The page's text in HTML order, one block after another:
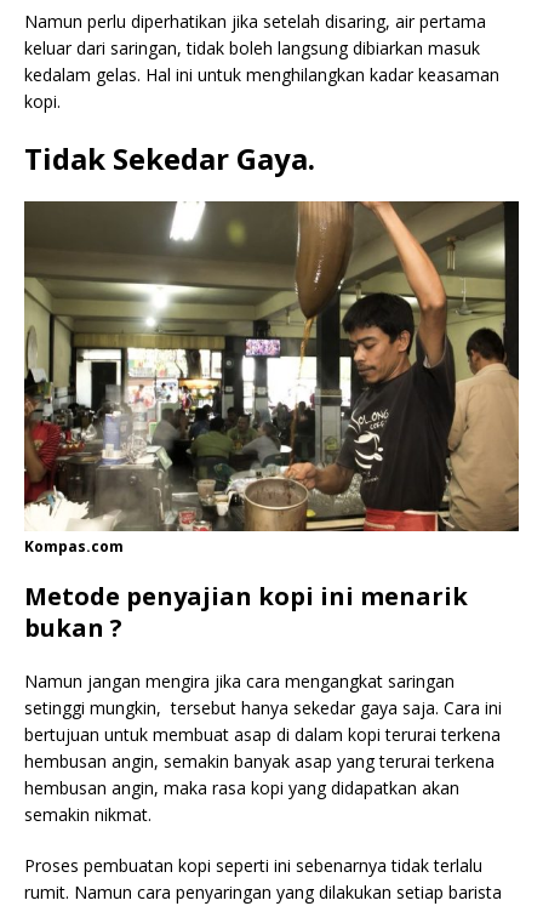
Namun perlu diperhatikan jika setelah disaring, air pertama
keluar dari saringan, tidak boleh langsung dibiarkan masuk
kedalam gelas. Hal ini untuk menghilangkan kadar keasaman
kopi.
Tidak Sekedar Gaya.
Kompas.com
Metode penyajian kopi ini menarik
bukan ?
Namun jangan mengira jika cara mengangkat saringan
setinggi mungkin, tersebut hanya sekedar gaya saja. Cara ini
bertujuan untuk membuat asap di dalam kopi terurai terkena
hembusan angin, semakin banyak asap yang terurai terkena
hembusan angin, maka rasa kopi yang didapatkan akan
semakin nikmat.
Proses pembuatan kopi seperti ini sebenarnya tidak terlalu
rumit. Namun cara penyaringan yang dilakukan setiap barista